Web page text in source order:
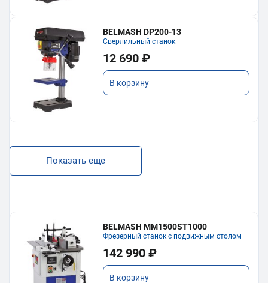
BELMASH DP200-13
Сверлильный станок
12 690 ₽
В корзину
Показать еще
BELMASH MM1500ST1000
Фрезерный станок с подвижным столом
142 990 ₽
В корзину